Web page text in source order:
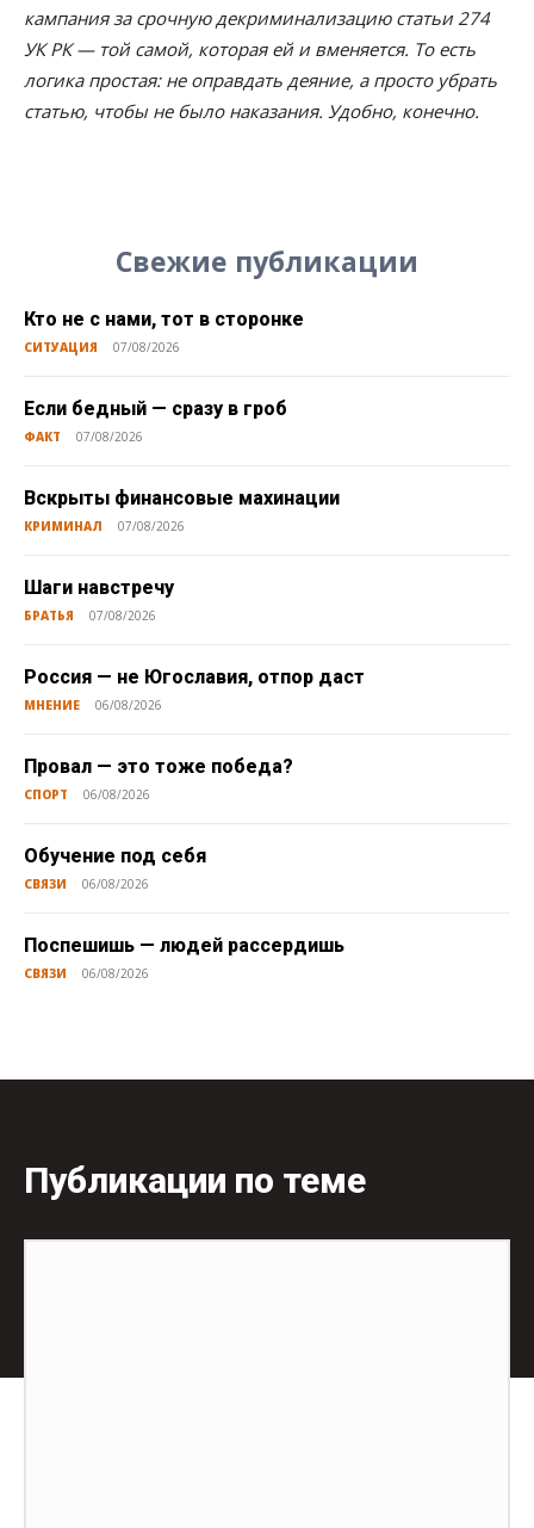
кампания за срочную декриминализацию статьи 274
УК РК — той самой, которая ей и вменяется. То есть
логика простая: не оправдать деяние, а просто убрать
статью, чтобы не было наказания. Удобно, конечно.
Свежие публикации
Кто не с нами, тот в сторонке
СИТУАЦИЯ 07/08/2026
Если бедный — сразу в гроб
ФАКТ 07/08/2026
Вскрыты финансовые махинации
КРИМИНАЛ 07/08/2026
Шаги навстречу
БРАТЬЯ 07/08/2026
Россия — не Югославия, отпор даст
МНЕНИЕ 06/08/2026
Провал — это тоже победа?
СПОРТ 06/08/2026
Обучение под себя
СВЯЗИ 06/08/2026
Поспешишь — людей рассердишь
СВЯЗИ 06/08/2026
Публикации по теме